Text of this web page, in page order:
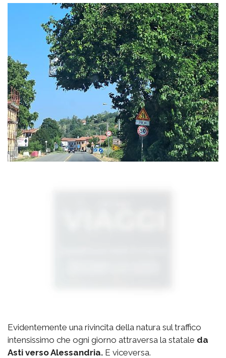
Evidentemente una rivincita della natura sul traffico
intensissimo che ogni giorno attraversa la statale da
Asti verso Alessandria. E viceversa.